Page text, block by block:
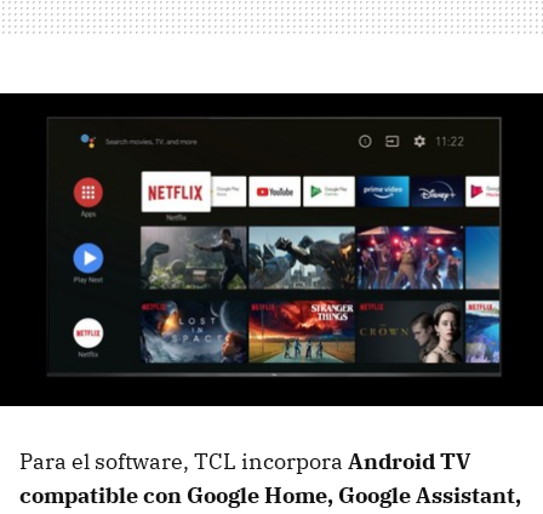
Para el software, TCL incorpora Android TV
compatible con Google Home, Google Assistant,